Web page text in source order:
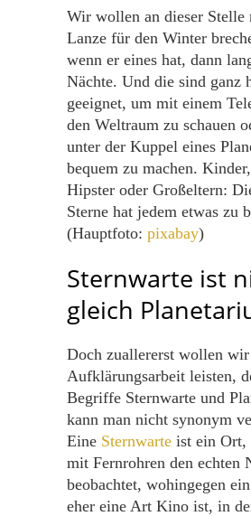
Wir wollen an dieser Stelle
Lanze für den Winter
wenn er eines hat, dann
Nächte. Und die sind ganz
geeignet, um mit einem
den Weltraum zu schauen
unter der Kuppel eines
bequem zu machen.
Hipster oder Großeltern:
Sterne hat jedem etwas zu
(Hauptfoto: pixabay)
Sternwarte ist
gleich
Doch zuallererst wollen
Aufklärungsarbeit leisten,
Begriffe Sternwarte und
kann man nicht synonym
Eine Sternwarte ist ein Ort,
mit Fernrohren den echten
beobachtet, wohingegen ein
eher eine Art Kino ist, in